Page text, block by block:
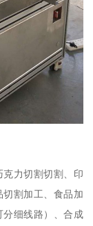
力切割切割、印
割加工、食品加
细线路）、合成